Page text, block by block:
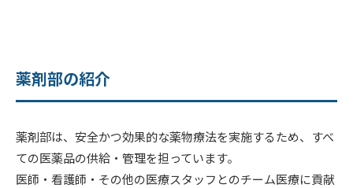
薬剤部の紹介
薬剤部は、安全かつ効果的な薬物療法を実施するため、すべ
ての医薬品の供給・管理を担っています。
医師・看護師・その他の医療スタッフとのチーム医療に貢献